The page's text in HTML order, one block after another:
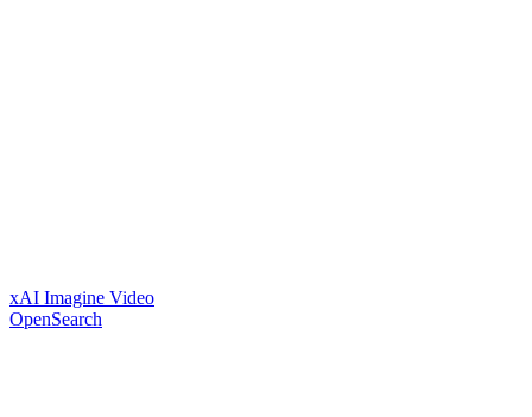
xAI Imagine Video
OpenSearch